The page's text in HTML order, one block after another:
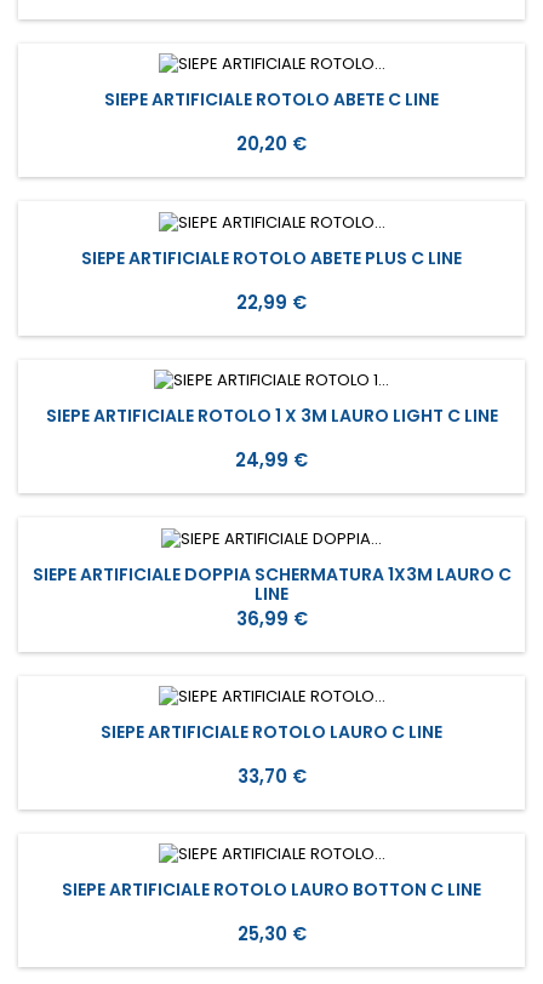
base
SIEPE ARTIFICIALE ROTOLO ABETE C LINE
Prezzo
20,20 €
SIEPE ARTIFICIALE ROTOLO ABETE PLUS C LINE
Prezzo
22,99 €
SIEPE ARTIFICIALE ROTOLO 1 X 3M LAURO LIGHT C LINE
Prezzo
24,99 €
SIEPE ARTIFICIALE DOPPIA SCHERMATURA 1X3M LAURO C
LINE
Prezzo
36,99 €
SIEPE ARTIFICIALE ROTOLO LAURO C LINE
Prezzo
33,70 €
SIEPE ARTIFICIALE ROTOLO LAURO BOTTON C LINE
Prezzo
25,30 €